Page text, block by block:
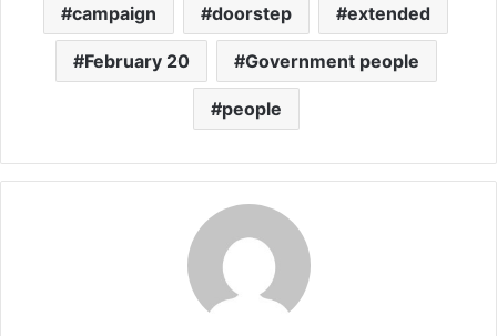
campaign doorstep extended
February 20 Government people
people